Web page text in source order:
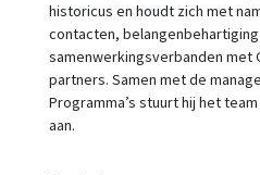
historicus en houdt zich met
contacten,
samenwerkingsverbanden met
partners. Samen met de
Programma’s stuurt hij het
aan.